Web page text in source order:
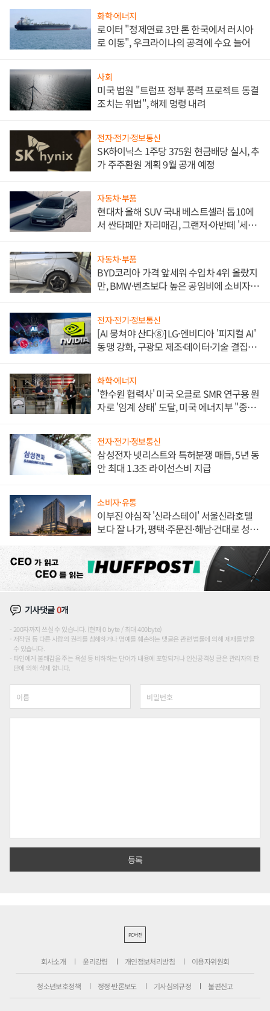
화학·에너지
로이터 "정제연료 3만 톤 한국에서 러시아
로 이동", 우크라이나의 공격에 수요 늘어
사회
미국 법원 "트럼프 정부 풍력 프로젝트 동결
조치는 위법", 해제 명령 내려
전자·전기·정보통신
SK하이닉스 1주당 375원 현금배당 실시, 추
가 주주환원 계획 9월 공개 예정
자동차·부품
현대차 올해 SUV 국내 베스트셀러 톱10에
서 싼타페만 자리매김, 그랜저·아반떼 '세단
자동차·부품
BYD코리아 가격 앞세워 수입차 4위 올랐지
만, BMW·벤츠보다 높은 공임비에 소비자
전자·전기·정보통신
[AI 뭉쳐야 산다⑧] LG·엔비디아 '피지컬 AI'
동맹 강화, 구광모 제조·데이터·기술 결집
화학·에너지
'한수원 협력사' 미국 오클로 SMR 연구용 원
자로 '임계 상태' 도달, 미국 에너지부 "중요
전자·전기·정보통신
삼성전자 넷리스트와 특허분쟁 매듭, 5년 동
안 최대 1.3조 라이선스비 지급
소비자·유통
이부진 야심작 '신라스테이' 서울신라호텔
보다 잘 나가, 평택·주문진·해남·건대로 성
기사댓글0개
200자까지 쓰실 수 있습니다. (현재 0 byte / 최대 400byte)
저작권 등 다른 사람의 권리를 침해하거나 명예를 훼손하는 댓글은 관련 법률에 의해 제재를 받을
수 있습니다.
타인에게 불쾌감을 주는 욕설 등 비하하는 단어가 내용에 포함되거나 인신공격성 글은 관리자의 판
단에 의해 삭제 합니다.
PC버전
회사소개 윤리강령 개인정보처리방침 이용자위원회
청소년보호정책 정정·반론보도 기사심의규정 불편신고